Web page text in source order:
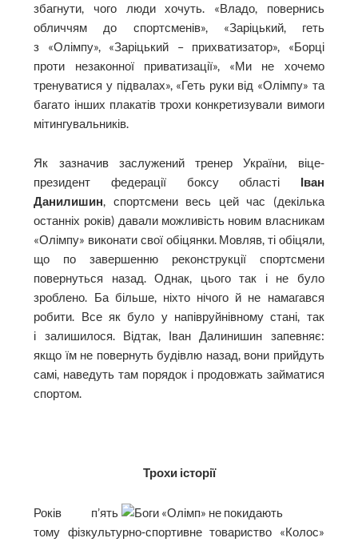
збагнути, чого люди хочуть. «Владо, повернись
обличчям до спортсменів», «Заріцький, геть
з «Олімпу», «Заріцький – прихватизатор», «Борці
проти незаконної приватизації», «Ми не хочемо
тренуватися у підвалах», «Геть руки від «Олімпу» та
багато інших плакатів трохи конкретизували вимоги
мітингувальників.
Як зазначив заслужений тренер України, віце-
президент федерації боксу області Іван
Данилишин, спортсмени весь цей час (декілька
останніх років) давали можливість новим власникам
«Олімпу» виконати свої обіцянки. Мовляв, ті обіцяли,
що по завершенню рекон­струкції спортсмени
повернуться назад. Однак, цього так і не було
зроблено. Ба більше, ніхто нічого й не намагався
робити. Все як було у напівруйнівному стані, так
і залишилося. Відтак, Іван Далинишин запевняє:
якщо їм не повернуть будівлю назад, вони прийдуть
самі, наведуть там порядок і продовжать займатися
спортом.
Трохи історії
Років п’ять
тому фізкультурно‑спортивне товариство «Колос»